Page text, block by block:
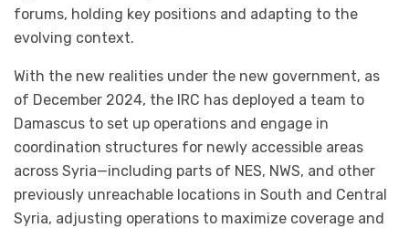
forums, holding key positions and adapting to the
evolving context.
With the new realities under the new government, as
of December 2024, the IRC has deployed a team to
Damascus to set up operations and engage in
coordination structures for newly accessible areas
across Syria—including parts of NES, NWS, and other
previously unreachable locations in South and Central
Syria, adjusting operations to maximize coverage and